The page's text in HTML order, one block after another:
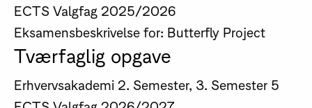
ECTS Valgfag 2025/2026
Eksamensbeskrivelse for: Butterfly Project
Tværfaglig opgave
Erhvervsakademi 2. Semester, 3. Semester 5